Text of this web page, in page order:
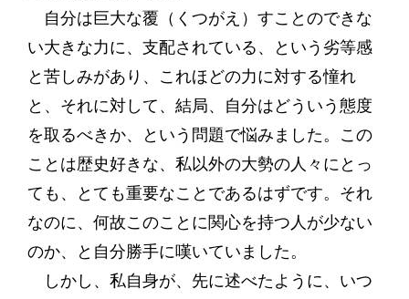
自分は巨大な覆（くつがえ）すことのできな
い大きな力に、支配されている、という劣等感
と苦しみがあり、これほどの力に対する憧れ
と、それに対して、結局、自分はどういう態度
を取るべきか、という問題で悩みました。この
ことは歴史好きな、私以外の大勢の人々にとっ
ても、とても重要なことであるはずです。それ
なのに、何故このことに関心を持つ人が少ない
のか、と自分勝手に嘆いていました。
しかし、私自身が、先に述べたように、いつ